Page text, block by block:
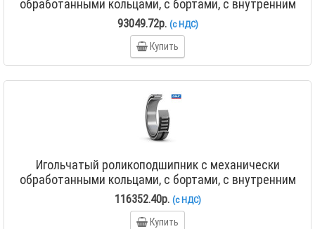
обработанными кольцами, с бортами, с внутренним
кольцом NA 4838
93049.72р. (с НДС)
Купить
Игольчатый роликоподшипник с механически
обработанными кольцами, с бортами, с внутренним
кольцом NA 4840
116352.40р. (с НДС)
Купить